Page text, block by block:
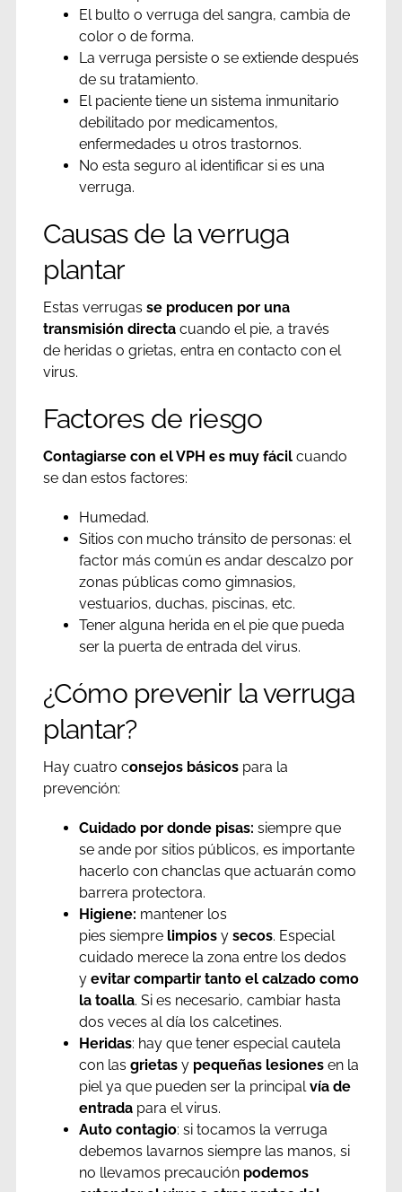
El bulto o verruga del sangra, cambia de
color o de forma.
La verruga persiste o se extiende después
de su tratamiento.
El paciente tiene un sistema inmunitario
debilitado por medicamentos,
enfermedades u otros trastornos.
No esta seguro al identificar si es una
verruga.
Causas de la verruga
plantar
Estas verrugas se producen por una
transmisión directacuando el pie, a través
de heridas o grietas, entra en contacto con el
virus.
Factores de riesgo
Contagiarse con el VPH es muy fácilcuando
se dan estos factores:
Humedad.
Sitios con mucho tránsito de personas: el
factor más común es andar descalzo por
zonas públicas como gimnasios,
vestuarios, duchas, piscinas, etc.
Tener alguna herida en el pie que pueda
ser la puerta de entrada del virus.
¿Cómo prevenir la verruga
plantar?
Hay cuatro consejos básicospara la
prevención:
Cuidado por donde pisas: siempre que
se ande por sitios públicos, es importante
hacerlo con chanclas que actuarán como
barrera protectora.
Higiene: mantener los
pies siempre limpiosy secos. Especial
cuidado merece la zona entre los dedos
y evitar compartir tanto el calzado como
la toalla. Si es necesario, cambiar hasta
dos veces al día los calcetines.
Heridas: hay que tener especial cautela
con las grietasy pequeñas lesionesen la
piel ya que pueden ser la principalvía de
entradapara el virus.
Auto contagio: si tocamos la verruga
debemos lavarnos siempre las manos, si
no llevamos precaución podemos